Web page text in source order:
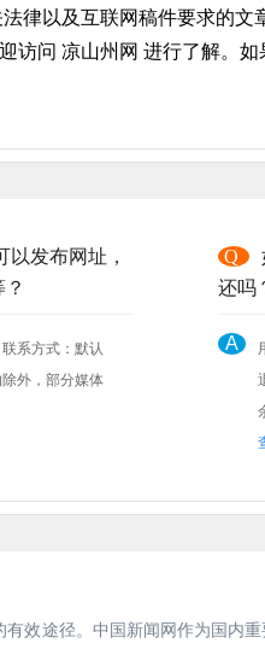
律以及互联网稿件要求的文
问 凉山州网 进行了解。如
以发布网址，
系方式：默认
外，部分媒体
Q
还吗
A
效途径。中国新闻网作为国内